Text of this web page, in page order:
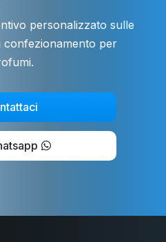
personalizzato sulle
confezionamento per